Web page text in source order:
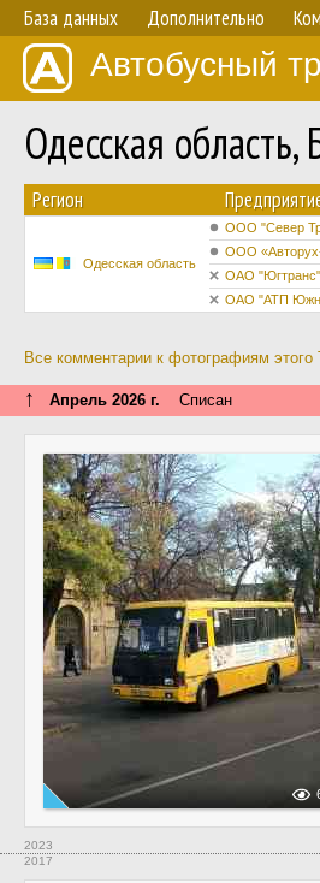
База данных Дополнительно
Автобусный
Одесская
Регион
Одесская область
ООО "Север
ООО
ОАО
ОАО "АТП
Все комментарии к фотографиям этого
↑ Апрель 2026 г. Списан
2023
2017